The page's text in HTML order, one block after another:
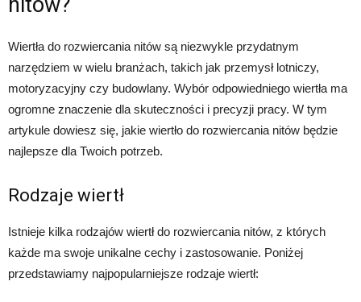
Wiertła do rozwiercania nitów są niezwykle przydatnym
narzędziem w wielu branżach, takich jak przemysł lotniczy,
motoryzacyjny czy budowlany. Wybór odpowiedniego wiertła ma
ogromne znaczenie dla skuteczności i precyzji pracy. W tym
artykule dowiesz się, jakie wiertło do rozwiercania nitów będzie
najlepsze dla Twoich potrzeb.
Rodzaje wiertł
Istnieje kilka rodzajów wiertł do rozwiercania nitów, z których
każde ma swoje unikalne cechy i zastosowanie. Poniżej
przedstawiamy najpopularniejsze rodzaje wiertł: